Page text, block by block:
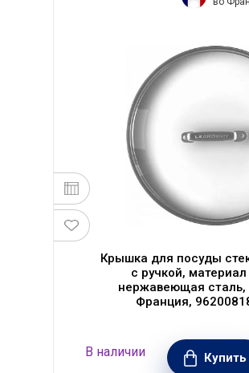
Крышка для посуды
с ручкой, материал
нержавеющая сталь,
Франция,
В наличии Купить